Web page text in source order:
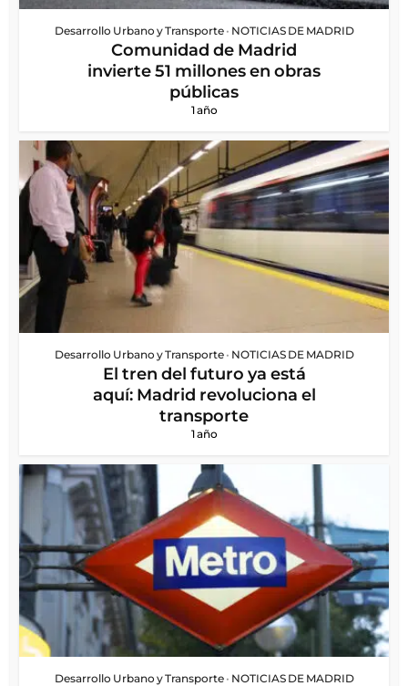
Desarrollo Urbano y Transporte • NOTICIAS DE MADRID
Comunidad de Madrid
invierte 51 millones en obras
públicas
1 año
Desarrollo Urbano y Transporte • NOTICIAS DE MADRID
El tren del futuro ya está
aquí: Madrid revoluciona el
transporte
1 año
Desarrollo Urbano y Transporte • NOTICIAS DE MADRID